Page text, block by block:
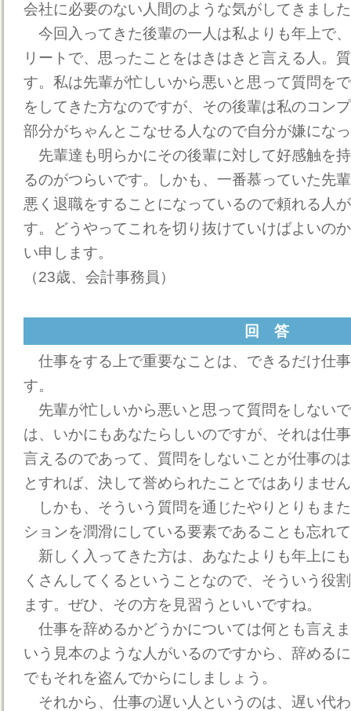
会社に必要のない人間のような気がしてきまし
今回入ってきた後輩の一人は私よりも年上で
リートで、思ったことをはきはきと言える人。
す。私は先輩が忙しいから悪いと思って質問を
をしてきた方なのですが、その後輩は私のコン
部分がちゃんとこなせる人なので自分が嫌にな
先輩達も明らかにその後輩に対して好感触を
るのがつらいです。しかも、一番慕っていた先
悪く退職をすることになっているので頼れる人
す。どうやってこれを切り抜けていけばよいの
い申します。
（23歳、会計事務員）
回 答
仕事をする上で重要なことは、できるだけ仕
す。
先輩が忙しいから悪いと思って質問をしない
は、いかにもあなたらしいのですが、それは仕
言えるのであって、質問をしないことが仕事の
とすれば、決して誉められたことではありませ
しかも、そういう質問を通じたやりとりもま
ションを潤滑にしている要素であることも忘れ
新しく入ってきた方は、あなたよりも年上に
くさんしてくるということなので、そういう役
ます。ぜひ、その方を見習うといいですね。
仕事を辞めるかどうかについては何とも言え
いう見本のような人がいるのですから、辞める
でもそれを盗んでからにしましょう。
それから、仕事の遅い人というのは、遅い代